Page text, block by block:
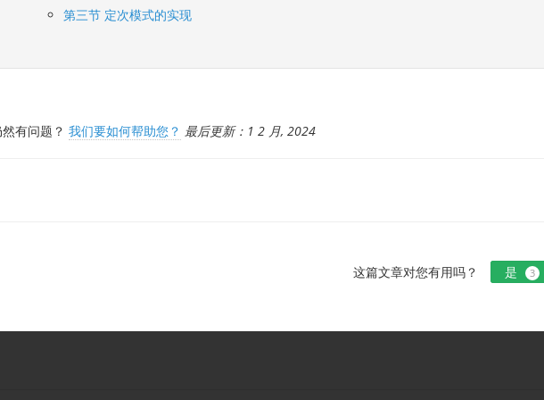
第三节 定次模式的实现
有问题？ 我们要如何帮助您？ 最后更新：1 2 月, 2024
这篇文章对您有用吗？ 是 3